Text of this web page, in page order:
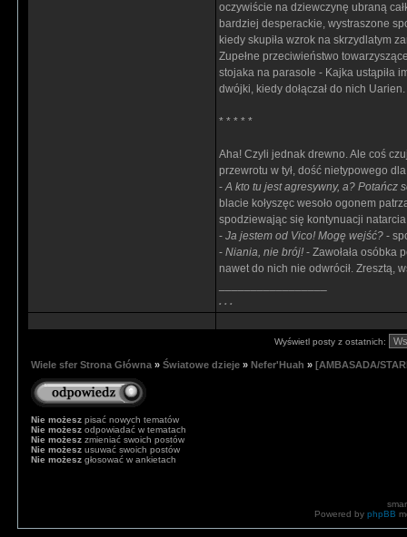
oczywiście na dziewczynę ubraną
bardziej desperackie, wystraszone
kiedy skupiła wzrok na skrzydlatym
Zupełne przeciwieństwo
stojaka na parasole - Kajka ustąpiła
dwójki, kiedy dołączał do nich Uarien.
* * * * *
Aha! Czyli jednak drewno. Ale coś
przewrotu w tył, dość nietypowego
-A kto tu jest agresywny, a? Potańcz
blacie kołyszęc wesoło ogonem
spodziewając się kontynuacji
- Ja jestem od Vico! Mogę wejść? -
- Niania, nie brój! - Zawołała osóbka
nawet do nich nie odwrócił. Zresztą,
. . .
Wyświetl posty z ostatnich:
Wiele sfer Strona Główna » Światowe dzieje » Nefer'Huah » [AMBASADA/
Nie możesz pisać nowych tematów
Nie możesz odpowiadać w tematach
Nie możesz zmieniać swoich postów
Nie możesz usuwać swoich postów
Nie możesz głosować w ankietach
Powered by phpBB